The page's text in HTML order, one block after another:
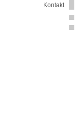
Kontakt